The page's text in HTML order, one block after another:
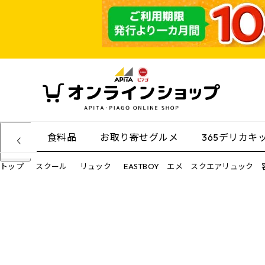
食料品 お取り寄せグルメ 365デリカキ
トップ スクール リュック EASTBOY エメ スクエアリュック